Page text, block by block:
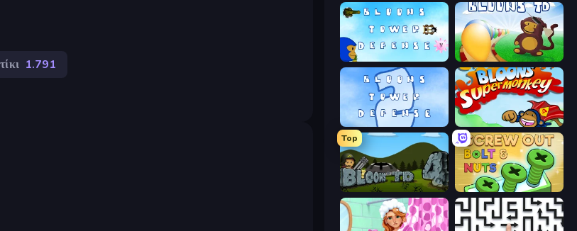
1.791
Bloons Tower Defense
Bloons Super Monkey
Top
Bloons Tower Defense 4 Screw Out: Bolts and Nuts